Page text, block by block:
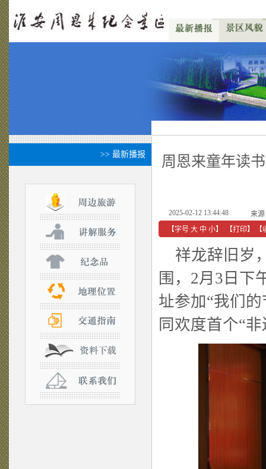
>> 最新播报 周恩来童年读
2025-02-12 13:44:48
来
【字号 大 中 小】 【打印】
祥龙辞旧岁
围，2月3日下
址参加“我们
同欢度首个“